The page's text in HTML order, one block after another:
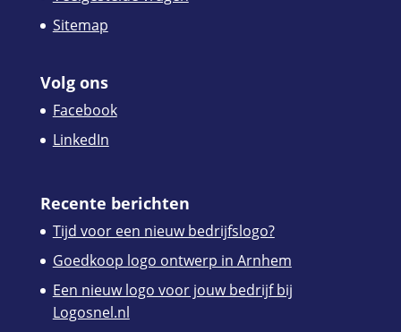
Sitemap
Volg ons
Facebook
LinkedIn
Recente berichten
Tijd voor een nieuw bedrijfslogo?
Goedkoop logo ontwerp in Arnhem
Een nieuw logo voor jouw bedrijf bij
Logosnel.nl